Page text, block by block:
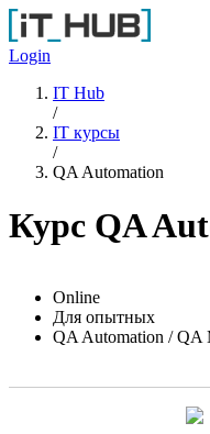
Перейти к основному
Login
IT Hub
/
IT курсы
/
QA Automation
Курс QA
Online
Для опытных
QA Automation / QA